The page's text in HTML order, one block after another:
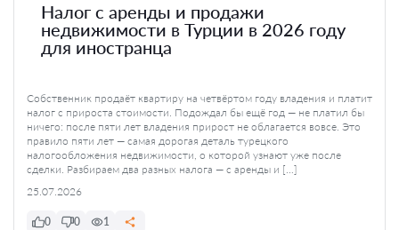
Налог с аренды и продажи
недвижимости в Турции в 2026 году
для иностранца
Собственник продаёт квартиру на четвёртом году владения и платит
налог с прироста стоимости. Подождал бы ещё год — не платил бы
ничего: после пяти лет владения прирост не облагается вовсе. Это
правило пяти лет — самая дорогая деталь турецкого
налогообложения недвижимости, о которой узнают уже после
сделки. Разбираем два разных налога — с аренды и […]
25.07.2026
0 0 1